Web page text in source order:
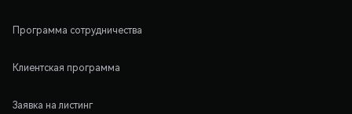
Программа сотрудничества
Клиентская программа
Заявка на листинг